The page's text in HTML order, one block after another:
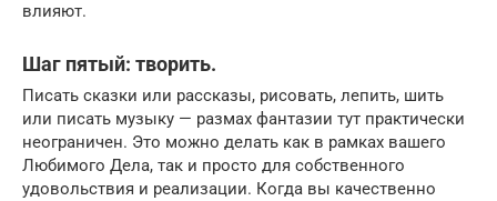
влияют.
Шаг пятый: творить.
Писать сказки или рассказы, рисовать, лепить, шить
или писать музыку — размах фантазии тут практически
неограничен. Это можно делать как в рамках вашего
Любимого Дела, так и просто для собственного
удовольствия и реализации. Когда вы качественно